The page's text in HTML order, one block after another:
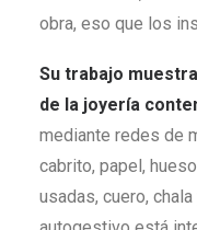
obra, eso que los
Su trabajo
de la joyería
mediante redes de
cabrito, papel,
usadas, cuero,